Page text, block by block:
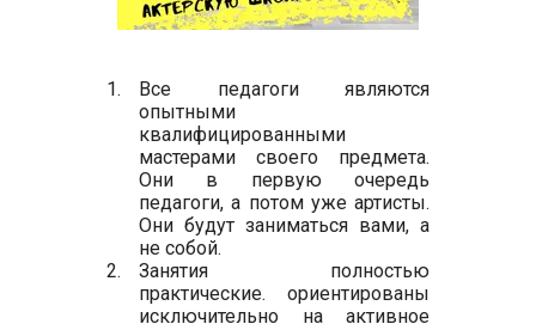
Все педагоги являются
опытными
квалифицированными
мастерами своего предмета.
Они в первую очередь
педагоги, а потом уже артисты.
Они будут заниматься вами, а
не собой.
Занятия полностью
практические. ориентированы
исключительно на активное